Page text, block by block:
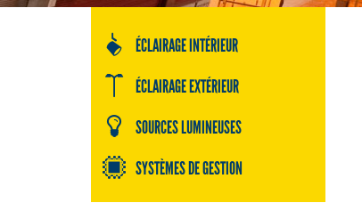
ÉCLAIRAGE INTÉRIEUR
ÉCLAIRAGE EXTÉRIEUR
SOURCES LUMINEUSES
SYSTÈMES DE GESTION